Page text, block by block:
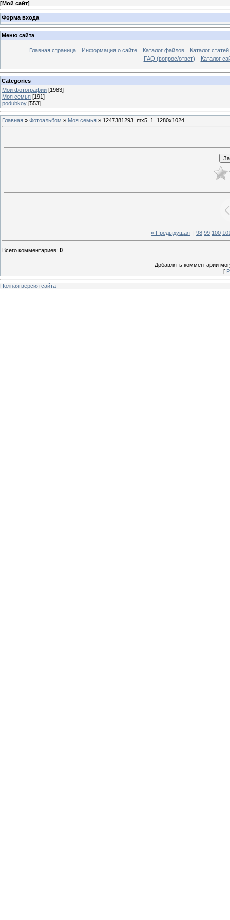
[Мой сайт]
Форма входа
Меню сайта
Главная страница Информация о сайте Каталог файлов
Каталог статей
FAQ (вопрос/ответ)
Каталог
Categories
Мои фотографии [1983]
Моя семья [191]
podubkoy [553]
Главная » Фотоальбом » Моя семья » 1247381293_mx5_1_1280x1024
« Предыдущая 98 99 100
Всего комментариев: 0
Добавлять комментарии
[
Полная версия сайта